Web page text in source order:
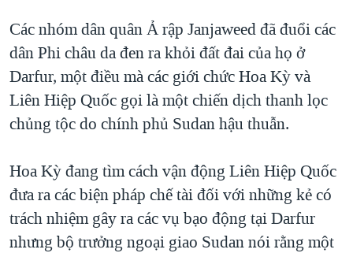
THƯỢNG ĐỈNH TRUMP-KIM TẠI VIỆT NAM
TRỊNH VĨNH BÌNH VS. CHÍNH PHỦ VIỆT NAM
NGƯ DÂN VIỆT VÀ LÀN SÓNG TRỘM HẢI SÂM
BÊN KIA QUỐC LỘ: TIẾNG VỌNG TỪ NÔNG THÔN MỸ
QUAN HỆ VIỆT MỸ
Các nhóm dân quân Ả rập Janjaweed đã đuổi các
dân Phi châu da đen ra khỏi đất đai của họ ở
Darfur, một điều mà các giới chức Hoa Kỳ và
Liên Hiệp Quốc gọi là một chiến dịch thanh lọc
chủng tộc do chính phủ Sudan hậu thuẫn.
Hoa Kỳ đang tìm cách vận động Liên Hiệp Quốc
đưa ra các biện pháp chế tài đối với những kẻ có
trách nhiệm gây ra các vụ bạo động tại Darfur
nhưng bộ trưởng ngoại giao Sudan nói rằng một